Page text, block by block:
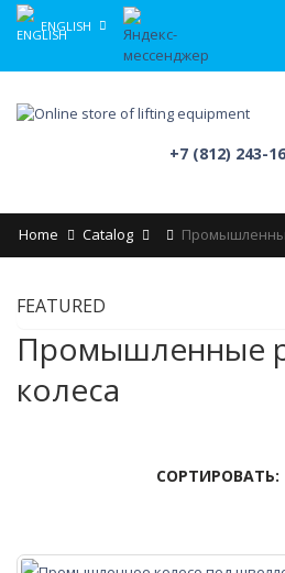
ENGLISH
+7 (812) 243-
Home Catalog
FEATURED
Промышленные
колеса
СОРТИРОВАТЬ: